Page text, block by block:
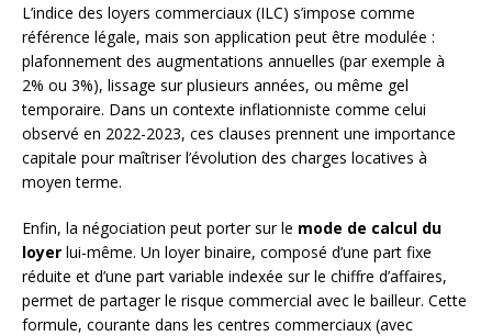
L’indice des loyers commerciaux (ILC) s’impose comme
référence légale, mais son application peut être modulée :
plafonnement des augmentations annuelles (par exemple à
2% ou 3%), lissage sur plusieurs années, ou même gel
temporaire. Dans un contexte inflationniste comme celui
observé en 2022-2023, ces clauses prennent une importance
capitale pour maîtriser l’évolution des charges locatives à
moyen terme.
Enfin, la négociation peut porter sur le mode de calcul du
loyer lui-même. Un loyer binaire, composé d’une part fixe
réduite et d’une part variable indexée sur le chiffre d’affaires,
permet de partager le risque commercial avec le bailleur. Cette
formule, courante dans les centres commerciaux (avec